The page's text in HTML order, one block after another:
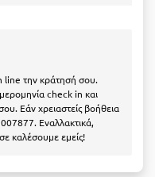
line την κράτησή σου.
check in και
Εάν χρειαστείς βοήθεια
Εναλλακτικά,
καλέσουμε εμείς!